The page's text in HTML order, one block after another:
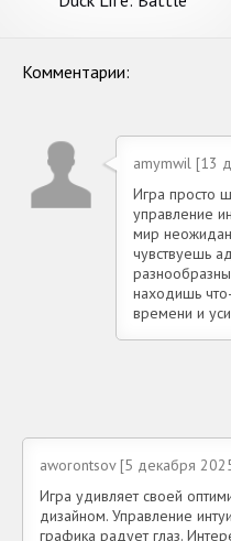
Комментарии:
amymwil [13
Игра просто
управление
мир
чувствуешь
находишь
времени и
aworontsov [5 декабря
Игра удивляет своей
дизайном. Управление
графика радует глаз.